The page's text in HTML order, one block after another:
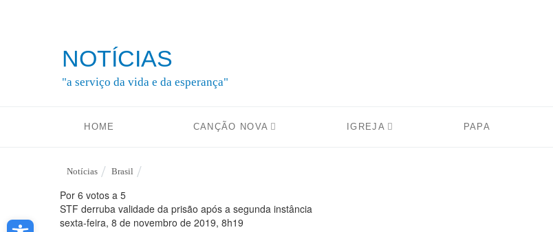
Open toolbar
NOTÍCIAS
"a serviço da vida e da esperança"
HOME CANÇÃO NOVA IGREJA PAPA
Notícias Brasil
Por 6 votos a 5
STF derruba validade da prisão após a segunda instância
sexta-feira, 8 de novembro de 2019, 8h19